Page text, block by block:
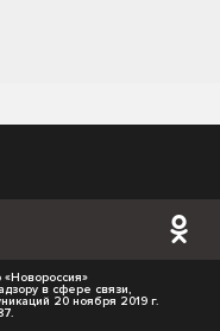
в сфере связи,
20 ноября 2019 г.